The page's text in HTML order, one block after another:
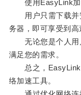
使用EasyLink加
用户只需下载并
务器，即可享受到高
无论您是个人用
满足您的需求。
总之，EasyLink
络加速工具。